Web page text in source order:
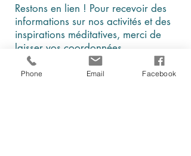
Restons en lien ! Pour recevoir des
informations sur nos activités et des
inspirations méditatives, merci de
laisser vos coordonnées
Phone Email Facebook